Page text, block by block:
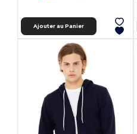
Ajouter au Panier